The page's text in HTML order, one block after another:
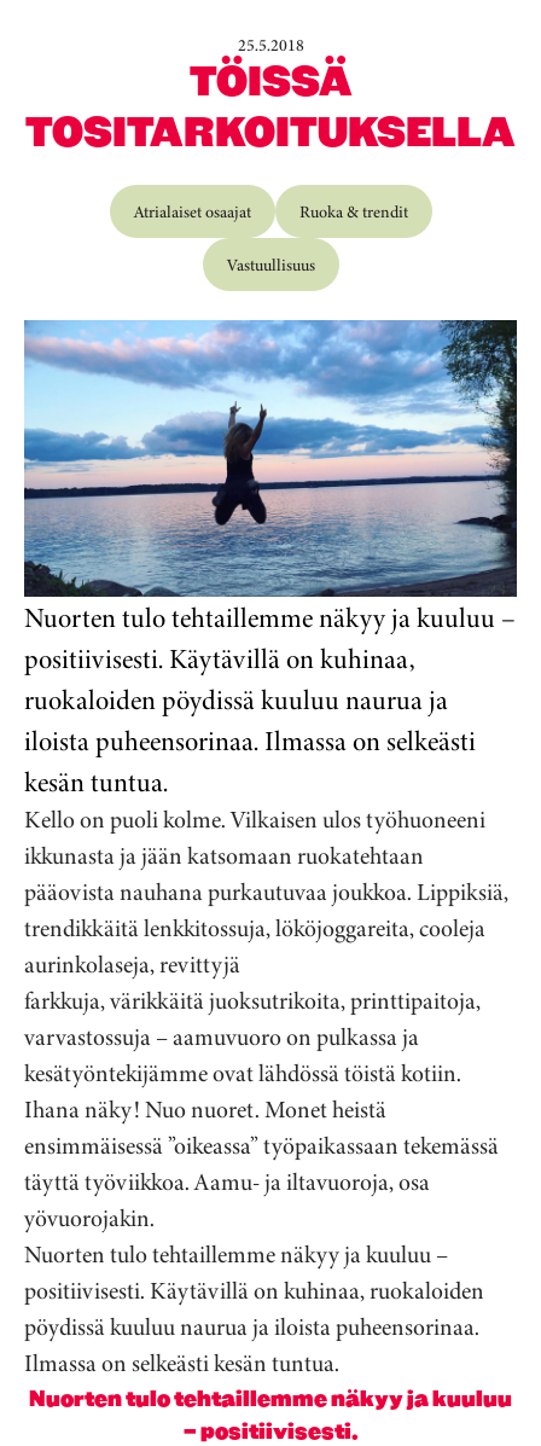
25.5.2018
TÖISSÄ
TOSITARKOITUKSELLA
Atrialaiset osaajat Ruoka & trendit
Vastuullisuus
Nuorten tulo tehtaillemme näkyy ja kuuluu –
positiivisesti. Käytävillä on kuhinaa,
ruokaloiden pöydissä kuuluu naurua ja
iloista puheensorinaa. Ilmassa on selkeästi
kesän tuntua.
Kello on puoli kolme. Vilkaisen ulos työhuoneeni
ikkunasta ja jään katsomaan ruokatehtaan
pääovista nauhana purkautuvaa joukkoa. Lippiksiä,
trendikkäitä lenkkitossuja, lököjoggareita, cooleja
aurinkolaseja, revittyjä
farkkuja, värikkäitä juoksutrikoita, printtipaitoja,
varvastossuja – aamuvuoro on pulkassa ja
kesätyöntekijämme ovat lähdössä töistä kotiin.
Ihana näky! Nuo nuoret. Monet heistä
ensimmäisessä ”oikeassa” työpaikassaan tekemässä
täyttä työviikkoa. Aamu- ja iltavuoroja, osa
yövuorojakin.
Nuorten tulo tehtaillemme näkyy ja kuuluu –
positiivisesti. Käytävillä on kuhinaa, ruokaloiden
pöydissä kuuluu naurua ja iloista puheensorinaa.
Ilmassa on selkeästi kesän tuntua.
Nuorten tulo tehtaillemme näkyy ja kuuluu
– positiivisesti.